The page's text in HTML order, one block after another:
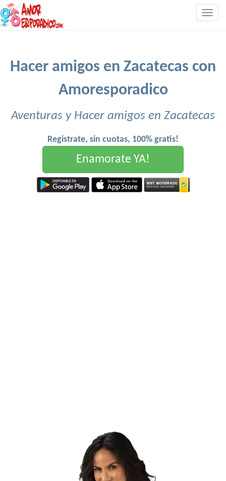
Hacer amigos en Zacatecas con
Amoresporadico
Aventuras y Hacer amigos en Zacatecas
Registrate, sin cuotas, 100% gratis!
Enamorate YA!